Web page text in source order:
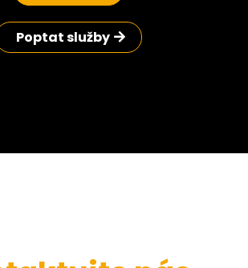
Poptat služby